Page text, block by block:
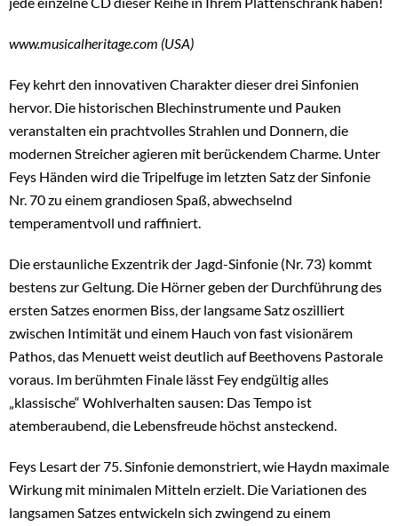
www.musicalheritage.com (USA)
Fey kehrt den innovativen Charakter dieser drei Sinfonien
hervor. Die historischen Blechinstrumente und Pauken
veranstalten ein prachtvolles Strahlen und Donnern, die
modernen Streicher agieren mit berückendem Charme. Unter
Feys Händen wird die Tripelfuge im letzten Satz der Sinfonie
Nr. 70 zu einem grandiosen Spaß, abwechselnd
temperamentvoll und raffiniert.
Die erstaunliche Exzentrik der Jagd-Sinfonie (Nr. 73) kommt
bestens zur Geltung. Die Hörner geben der Durchführung des
ersten Satzes enormen Biss, der langsame Satz oszilliert
zwischen Intimität und einem Hauch von fast visionärem
Pathos, das Menuett weist deutlich auf Beethovens Pastorale
voraus. Im berühmten Finale lässt Fey endgültig alles
„klassische“ Wohlverhalten sausen: Das Tempo ist
atemberaubend, die Lebensfreude höchst ansteckend.
Feys Lesart der 75. Sinfonie demonstriert, wie Haydn maximale
Wirkung mit minimalen Mitteln erzielt. Die Variationen des
langsamen Satzes entwickeln sich zwingend zu einem